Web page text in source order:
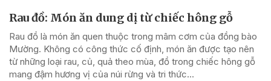
Rau đồ: Món ăn dung dị từ chiếc hông gỗ
Rau đồ là món ăn quen thuộc trong mâm cơm của đồng bào
Mường. Không có công thức cố định, món ăn được tạo nên
từ những loại rau, củ, quả theo mùa, đồ trong chiếc hông gỗ
mang đậm hương vị của núi rừng và tri thức...